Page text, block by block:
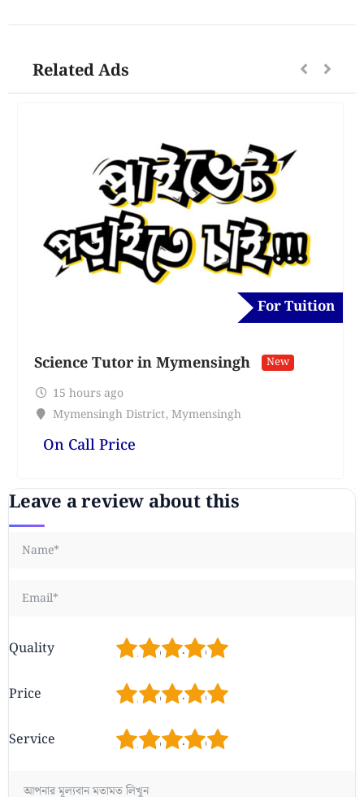
Related Ads
For Tuition
Science Tutor in Mymensingh New
15 hours ago
Mymensingh District, Mymensingh
On Call Price
Leave a review about this
Quality 5
4
3
2
Price 5
4
3
2
Service 5
4
3
2